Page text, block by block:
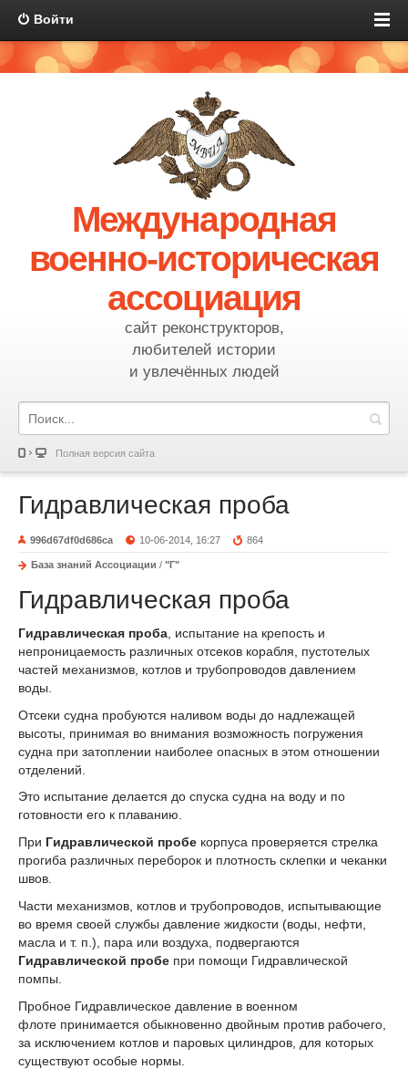
Войти
Международная
военно-историческая
ассоциация
сайт реконструкторов,
любителей истории
и увлечённых людей
Полная версия сайта
Гидравлическая проба
996d67df0d686ca 10-06-2014, 16:27 864
База знаний Ассоциации / "Г"
Гидравлическая проба
Гидравлическая проба , испытание на крепость и
непроницаемость различных отсеков корабля, пустотелых
частей механизмов, котлов и трубопроводов давлением
воды.
Отсеки судна пробуются наливом воды до надлежащей
высоты, принимая во внимания возможность погружения
судна при затоплении наиболее опасных в этом отношении
отделений.
Это испытание делается до спуска судна на воду и по
готовности его к плаванию.
При Гидравлической пробе корпуса проверяется стрелка
прогиба различных переборок и плотность склепки и чеканки
швов.
Части механизмов, котлов и трубопроводов, испытывающие
во время своей службы давление жидкости (воды, нефти,
масла и т. п.), пара или воздуха, подвергаются
Гидравлической пробе при помощи Гидравлической
помпы.
Пробное Гидравлическое давление в военном
флоте принимается обыкновенно двойным против рабочего,
за исключением котлов и паровых цилиндров, для которых
существуют особые нормы.